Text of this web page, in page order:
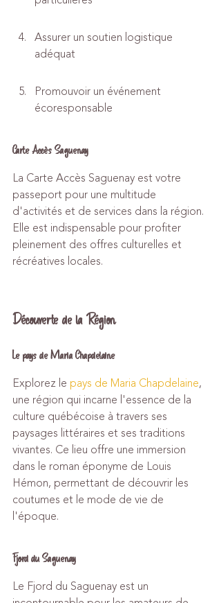
Assurer un soutien logistique
adéquat
Promouvoir un événement
écoresponsable
Carte Accès Saguenay
La Carte Accès Saguenay est votre
passeport pour une multitude
d'activités et de services dans la région.
Elle est indispensable pour profiter
pleinement des offres culturelles et
récréatives locales.
Découverte de la Région
Le pays de Maria Chapdelaine
Explorez le pays de Maria Chapdelaine,
une région qui incarne l'essence de la
culture québécoise à travers ses
paysages littéraires et ses traditions
vivantes. Ce lieu offre une immersion
dans le roman éponyme de Louis
Hémon, permettant de découvrir les
coutumes et le mode de vie de
l'époque.
Fjord du Saguenay
Le Fjord du Saguenay est un